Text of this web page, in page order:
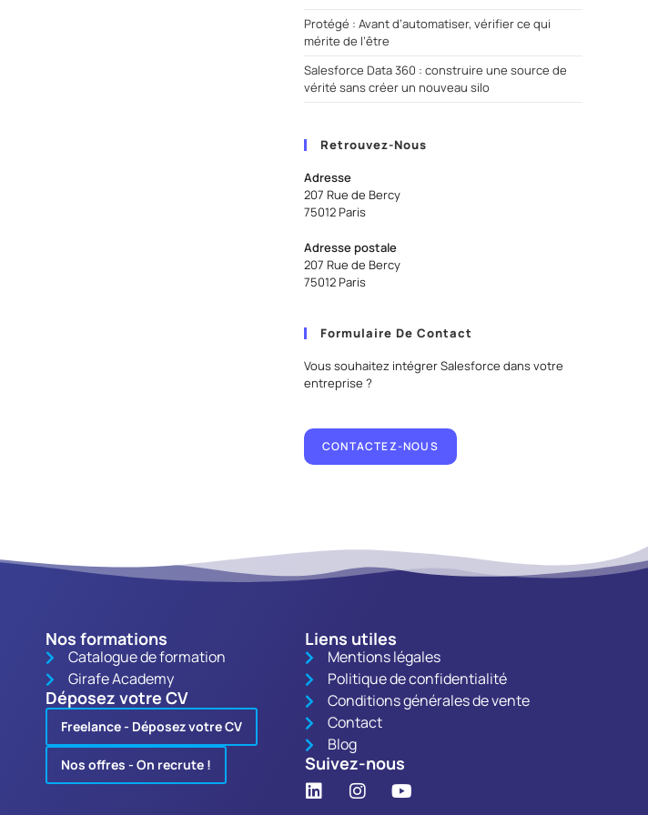
Protégé : Avant d’automatiser, vérifier ce qui
mérite de l’être
Salesforce Data 360 : construire une source de
vérité sans créer un nouveau silo
Retrouvez-Nous
Adresse
207 Rue de Bercy
75012 Paris
Adresse postale
207 Rue de Bercy
75012 Paris
Formulaire De Contact
Vous souhaitez intégrer Salesforce dans votre
entreprise ?
CONTACTEZ-NOUS
Nos formations
Catalogue de formation
Girafe Academy
Déposez votre CV
Freelance - Déposez votre CV
Nos offres - On recrute !
Liens utiles
Mentions légales
Politique de confidentialité
Conditions générales de vente
Contact
Blog
Suivez-nous